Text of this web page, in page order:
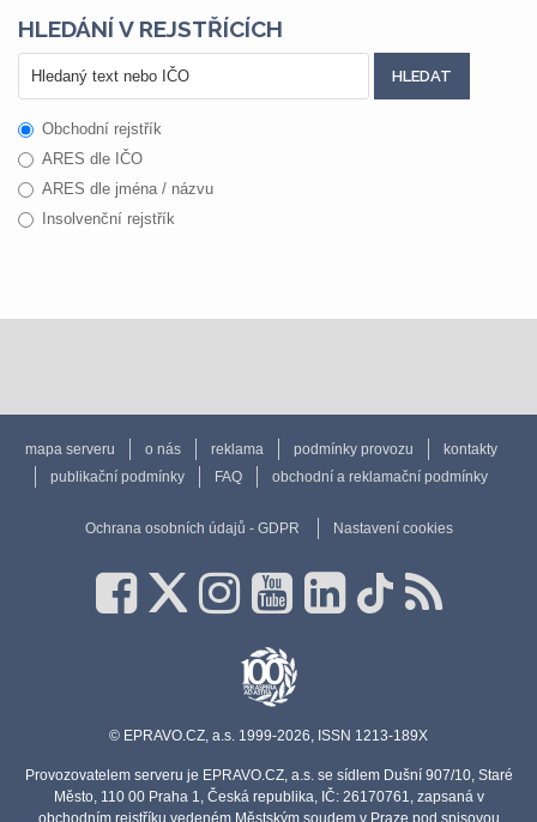
HLEDÁNÍ V REJSTŘÍCÍCH
Obchodní rejstřík
ARES dle IČO
ARES dle jména / názvu
Insolvenční rejstřík
mapa serveru o nás reklama podmínky provozu
kontakty
publikační podmínky
FAQ obchodní a reklamační podmínky
Ochrana osobních údajů - GDPR Nastavení cookies
© EPRAVO.CZ, a.s. 1999-2026, ISSN 1213-189X
Provozovatelem serveru je EPRAVO.CZ, a.s. se sídlem Dušní 907/10, Staré
Město, 110 00 Praha 1, Česká republika, IČ: 26170761, zapsaná v
obchodním rejstříku vedeném Městským soudem v Praze pod spisovou